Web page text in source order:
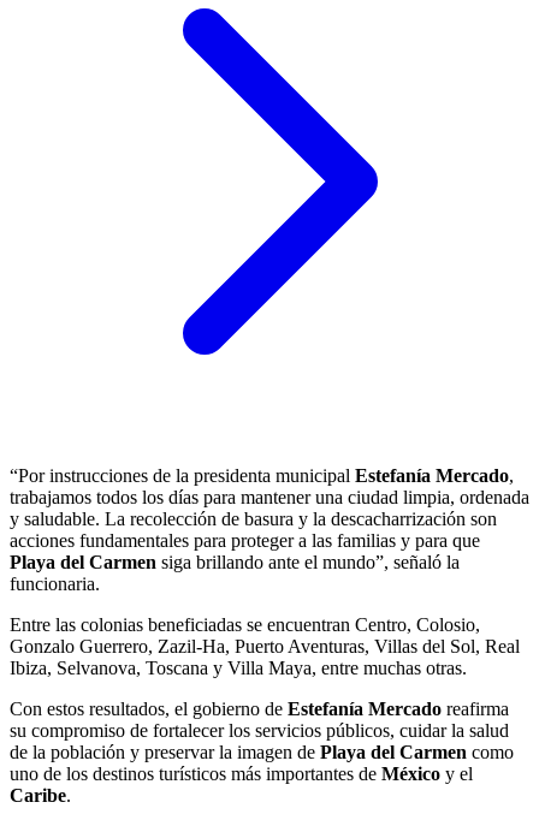
“Por instrucciones de la presidenta municipal Estefanía Mercado,
trabajamos todos los días para mantener una ciudad limpia, ordenada
y saludable. La recolección de basura y la descacharrización son
acciones fundamentales para proteger a las familias y para que
Playa del Carmen siga brillando ante el mundo”, señaló la
funcionaria.
Entre las colonias beneficiadas se encuentran Centro, Colosio,
Gonzalo Guerrero, Zazil-Ha, Puerto Aventuras, Villas del Sol, Real
Ibiza, Selvanova, Toscana y Villa Maya, entre muchas otras.
Con estos resultados, el gobierno de Estefanía Mercado reafirma
su compromiso de fortalecer los servicios públicos, cuidar la salud
de la población y preservar la imagen de Playa del Carmen como
uno de los destinos turísticos más importantes de México y el
Caribe.